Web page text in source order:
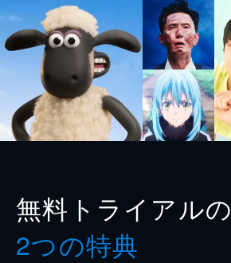
無料トライアルの
2つの特典